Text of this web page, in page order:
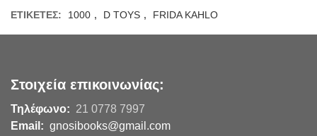
ΕΤΙΚΈΤΕΣ:
1000 , D TOYS , FRIDA KAHLO
Στοιχεία επικοινωνίας:
Τηλέφωνο: 21 0778 7997
Email: gnosibooks@gmail.com